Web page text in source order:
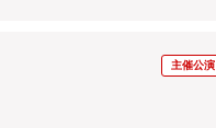
主催公演